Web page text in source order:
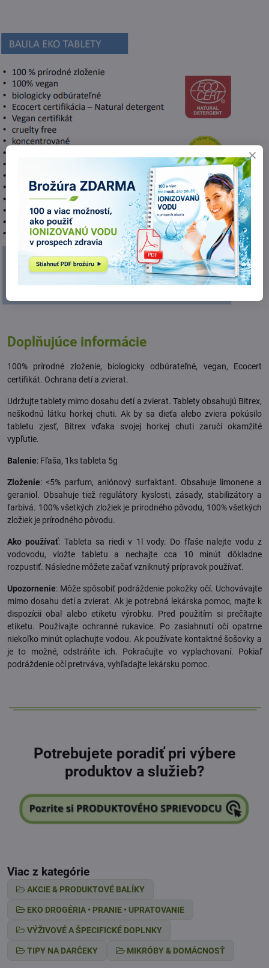
Doplňujúce informácie
100% prírodné zloženie, biologicky odbúrateľné, vegan, Ecocert
certifikát. Ochrana detí a zvierat.
Udržujte tablety mimo dosahu detí a zvierat. Tablety obsahujú Bitrex,
neškodnú látku horkej chuti. Ak by sa dieťa alebo zviera pokúsilo
tabletu zjesť, Bitrex vďaka svojej horkej chuti zaručí okamžité
vypľutie.
Balenie: Fľaša, 1ks tableta 5g
Zloženie: <5% parfum, aniónový surfaktant. Obsahuje limonene a
geraniol. Obsahuje tiež regulátory kyslosti, zásady, stabilizátory a
farbivá. 100% všetkých zložiek je prírodného pôvodu, 100% všetkých
zložiek je prírodného pôvodu.
Ako používať: Tableta sa riedi v 1l vody. Do fľaše nalejte vodu z
vodovodu, vložte tabletu a nechajte cca 10 minút dôkladne
rozpustiť. Následne môžete začať vzniknutý prípravok používať.
Upozornenie: Môže spôsobiť podráždenie pokožky očí. Uchovávajte
mimo dosahu detí a zvierat. Ak je potrebná lekárska pomoc, majte k
dispozícii obal alebo etiketu výrobku. Pred použitím si prečítajte
etiketu. Používajte ochranné rukavice. Po zasiahnutí očí opatrne
niekoľko minút oplachujte vodou. Ak používate kontaktné šošovky a
je to možné, odstráňte ich. Pokračujte vo vyplachovaní. Pokiaľ
podráždenie očí pretrváva, vyhľadajte lekársku pomoc.
Potrebujete poradiť pri výbere
produktov a služieb?
Viac z kategórie
AKCIE & PRODUKTOVÉ BALÍKY
EKO DROGÉRIA • PRANIE • UPRATOVANIE
VÝŽIVOVÉ A ŠPECIFICKÉ DOPLNKY
TIPY NA DARČEKY MIKRÓBY & DOMÁCNOSŤ